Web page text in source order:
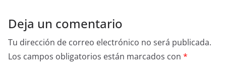
Deja un comentario
Tu dirección de correo electrónico no será publicada.
Los campos obligatorios están marcados con *